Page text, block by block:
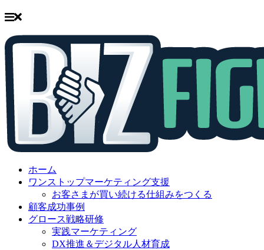
content
ホーム
ワンストップマーケティング支援
お客さまが買い続ける仕組みをつくる
顧客成功事例
グロース戦略研修
実践マーケティング
DX推進＆デジタル人材育成